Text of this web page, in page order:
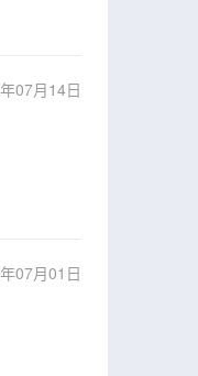
07月14日
07月01日